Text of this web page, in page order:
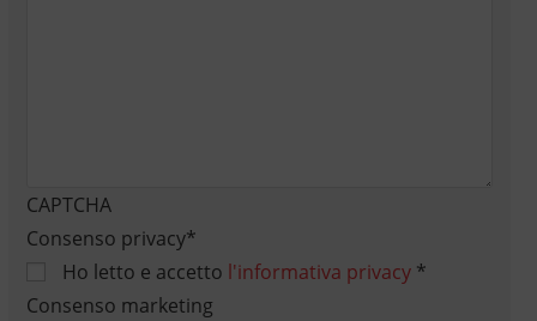
CAPTCHA
Consenso privacy*
Ho letto e accetto l'informativa privacy*
Consenso marketing